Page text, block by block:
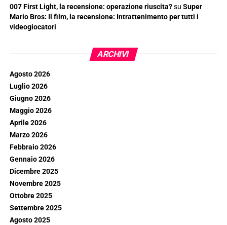
007 First Light, la recensione: operazione riuscita?su Super
Mario Bros: Il film, la recensione: Intrattenimento per tutti i
videogiocatori
ARCHIVI
Agosto 2026
Luglio 2026
Giugno 2026
Maggio 2026
Aprile 2026
Marzo 2026
Febbraio 2026
Gennaio 2026
Dicembre 2025
Novembre 2025
Ottobre 2025
Settembre 2025
Agosto 2025